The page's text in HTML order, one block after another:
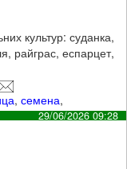
культур: суданка,
райграс, еспарцет,
,семена,
29/06/2026 09:28